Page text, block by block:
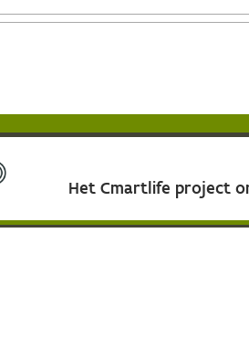
Het Cmartlife project